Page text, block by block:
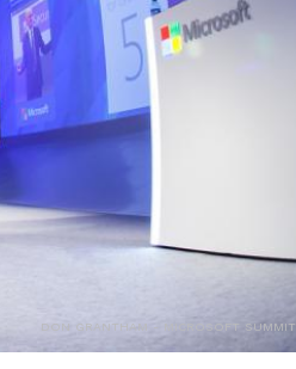
DON GRANTHAM - MICROSOFT SUMMIT